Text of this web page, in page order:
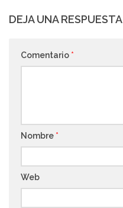
DEJA UNA RESPUESTA
Comentario *
Nombre *
Web